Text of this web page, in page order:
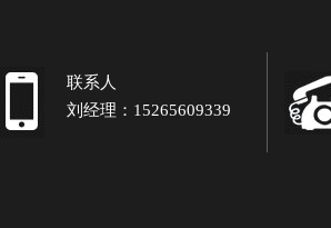
联系人
刘经理：15265609339